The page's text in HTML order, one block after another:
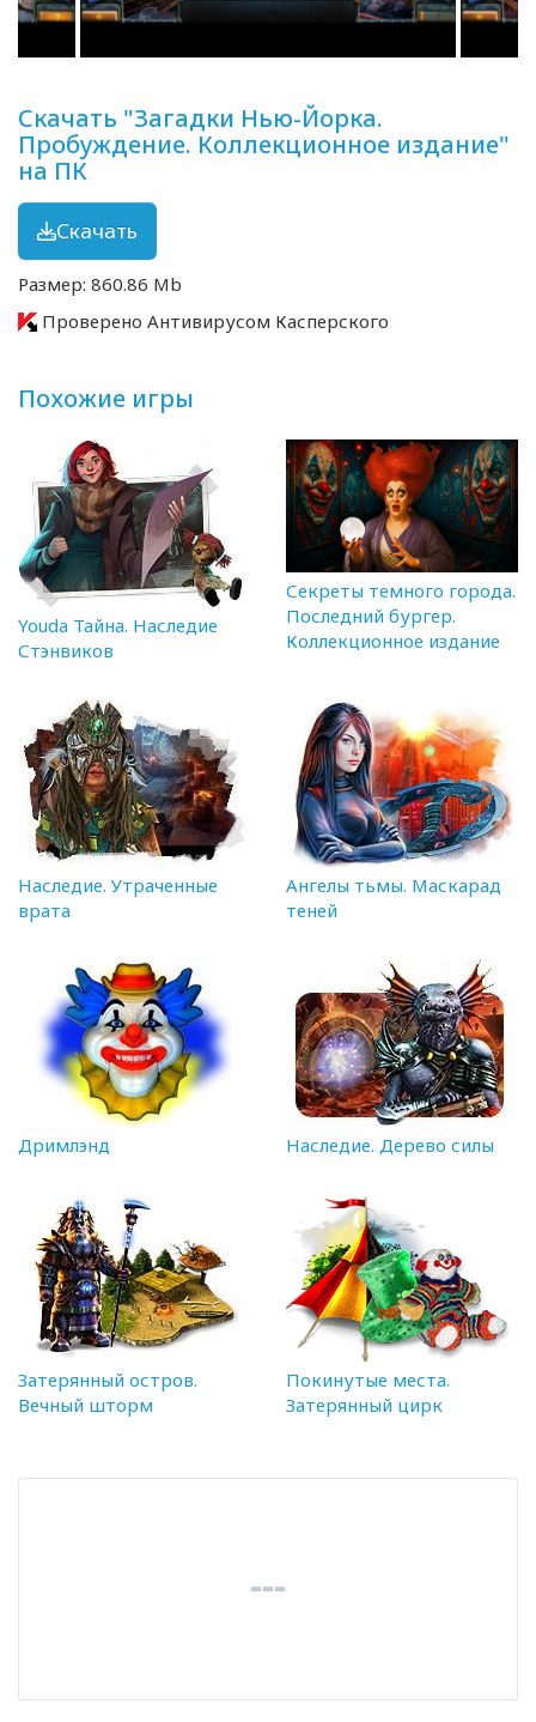
Скачать "Загадки Нью-Йорка.
Пробуждение. Коллекционное издание"
на ПК
Скачать
Размер: 860.86 Mb
Проверено Антивирусом Касперского
Похожие игры
Youda Тайна. Наследие
Стэнвиков
Секреты темного города.
Последний бургер.
Коллекционное издание
Наследие. Утраченные
врата
Ангелы тьмы. Маскарад
теней
Дримлэнд Наследие. Дерево силы
Затерянный остров.
Вечный шторм
Покинутые места.
Затерянный цирк